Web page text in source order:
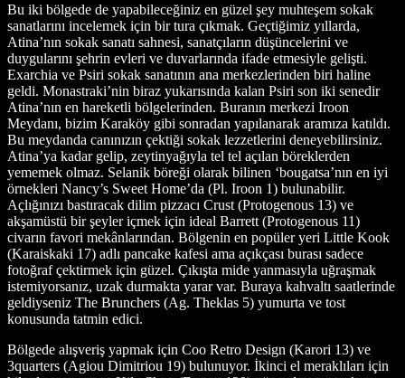
Bu iki bölgede de yapabileceğiniz en güzel şey muhteşem sokak
sanatlarını incelemek için bir tura çıkmak. Geçtiğimiz yıllarda,
Atina’nın sokak sanatı sahnesi, sanatçıların düşüncelerini ve
duygularını şehrin evleri ve duvarlarında ifade etmesiyle gelişti.
Exarchia ve Psiri sokak sanatının ana merkezlerinden biri haline
geldi. Monastraki’nin biraz yukarısında kalan Psiri son iki senedir
Atina’nın en hareketli bölgelerinden. Buranın merkezi Iroon
Meydanı, bizim Karaköy gibi sonradan yapılanarak aramıza katıldı.
Bu meydanda canınızın çektiği sokak lezzetlerini deneyebilirsiniz.
Atina’ya kadar gelip, zeytinyağıyla tel tel açılan böreklerden
yememek olmaz. Selanik böreği olarak bilinen ‘bougatsa’nın en iyi
örnekleri Nancy’s Sweet Home’da (Pl. Iroon 1) bulunabilir.
Açlığınızı bastıracak dilim pizzacı Crust (Protogenous 13) ve
akşamüstü bir şeyler içmek için ideal Barrett (Protogenous 11)
civarın favori mekânlarından. Bölgenin en popüler yeri Little Kook
(Karaiskaki 17) adlı pancake kafesi ama açıkçası burası sadece
fotoğraf çektirmek için güzel. Çıkışta mide yanmasıyla uğraşmak
istemiyorsanız, uzak durmakta yarar var. Buraya kahvaltı saatlerinde
geldiyseniz The Brunchers (Ag. Theklas 5) yumurta ve tost
konusunda tatmin edici.
Bölgede alışveriş yapmak için Coo Retro Design (Karori 13) ve
3quarters (Agiou Dimitriou 19) bulunuyor. İkinci el meraklıları için